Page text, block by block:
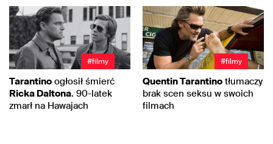
#filmy
Tarantino ogłosił śmierć
Ricka Daltona. 90-latek
zmarł na Hawajach
#filmy
Quentin Tarantino tłumaczy
brak scen seksu w swoich
filmach